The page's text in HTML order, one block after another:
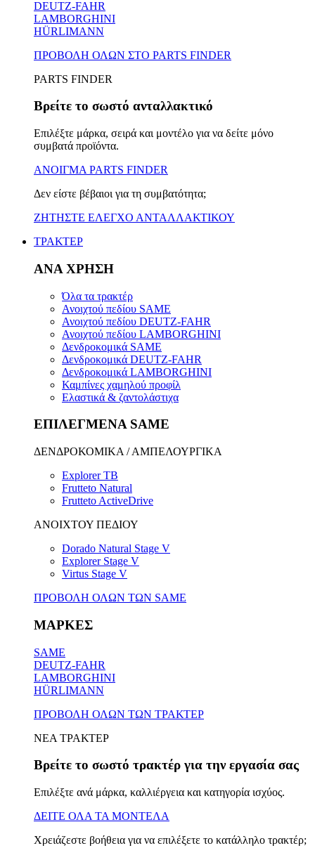
DEUTZ-FAHR
LAMBORGHINI
HÜRLIMANN
ΠΡΟΒΟΛΗ ΟΛΩΝ ΣΤΟ PARTS FINDER
PARTS FINDER
Βρείτε το σωστό ανταλλακτικό
Επιλέξτε μάρκα, σειρά και μοντέλο για να δείτε μόνο
συμβατά προϊόντα.
ΑΝΟΙΓΜΑ PARTS FINDER
Δεν είστε βέβαιοι για τη συμβατότητα;
ΖΗΤΗΣΤΕ ΕΛΕΓΧΟ ΑΝΤΑΛΛΑΚΤΙΚΟΥ
ΤΡΑΚΤΕΡ
ΑΝΑ ΧΡΗΣΗ
Όλα τα τρακτέρ
Ανοιχτού πεδίου SAME
Ανοιχτού πεδίου DEUTZ-FAHR
Ανοιχτού πεδίου LAMBORGHINI
Δενδροκομικά SAME
Δενδροκομικά DEUTZ-FAHR
Δενδροκομικά LAMBORGHINI
Καμπίνες χαμηλού προφίλ
Ελαστικά & ζαντολάστιχα
ΕΠΙΛΕΓΜΕΝΑ SAME
ΔΕΝΔΡΟΚΟΜΙΚΑ / ΑΜΠΕΛΟΥΡΓΙΚΑ
Explorer TB
Frutteto Natural
Frutteto ActiveDrive
ΑΝΟΙΧΤΟΥ ΠΕΔΙΟΥ
Dorado Natural Stage V
Explorer Stage V
Virtus Stage V
ΠΡΟΒΟΛΗ ΟΛΩΝ ΤΩΝ SAME
ΜΑΡΚΕΣ
SAME
DEUTZ-FAHR
LAMBORGHINI
HÜRLIMANN
ΠΡΟΒΟΛΗ ΟΛΩΝ ΤΩΝ ΤΡΑΚΤΕΡ
ΝΕΑ ΤΡΑΚΤΕΡ
Βρείτε το σωστό τρακτέρ για την εργασία σας
Επιλέξτε ανά μάρκα, καλλιέργεια και κατηγορία ισχύος.
ΔΕΙΤΕ ΟΛΑ ΤΑ ΜΟΝΤΕΛΑ
Χρειάζεστε βοήθεια για να επιλέξετε το κατάλληλο τρακτέρ;